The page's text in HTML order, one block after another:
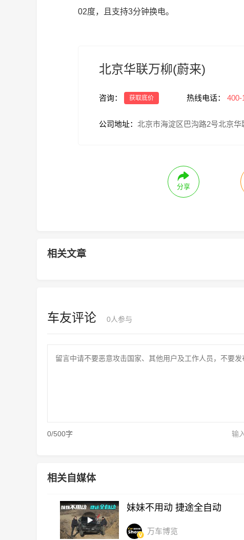
02度，且支持3分钟换电。
北京华联万柳(蔚来)
咨询： 获取底价 热线电话： 400-
公司地址： 北京市海淀区巴沟路2号北京
分享
相关文章
车友评论 0人参与
0/500字 输
相关自媒体
妹妹不用动 捷途全自动
万车博览